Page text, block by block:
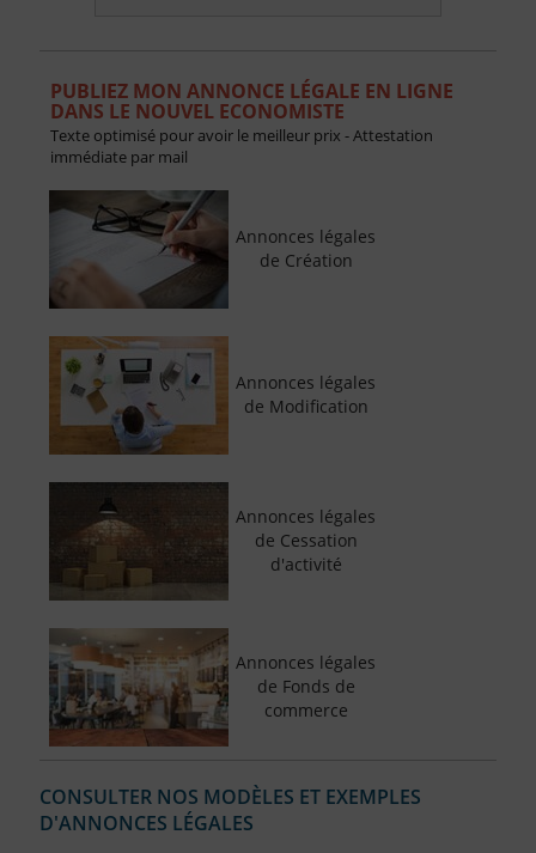
PUBLIEZ MON ANNONCE LÉGALE EN LIGNE
DANS LE NOUVEL ECONOMISTE
Texte optimisé pour avoir le meilleur prix - Attestation
immédiate par mail
Annonces légales
de Création
Annonces légales
de Modification
Annonces légales
de Cessation
d'activité
Annonces légales
de Fonds de
commerce
CONSULTER NOS MODÈLES ET EXEMPLES
D'ANNONCES LÉGALES